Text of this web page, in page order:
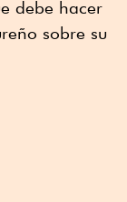
debe hacer
sobre su